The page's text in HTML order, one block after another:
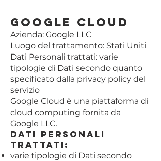
Google Cloud
Azienda: Google LLC
Luogo del trattamento: Stati Uniti
Dati Personali trattati: varie
tipologie di Dati secondo quanto
specificato dalla privacy policy del
servizio
Google Cloud è una piattaforma di
cloud computing fornita da
Google LLC.
Dati Personali
trattati:
varie tipologie di Dati secondo